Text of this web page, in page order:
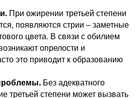
При ожирении третьей степени
появляются стрии – заметные
цвета. В связи с обилием
опрелости и
это приводит к образованию
Без адекватного
третьей степени может вызвать